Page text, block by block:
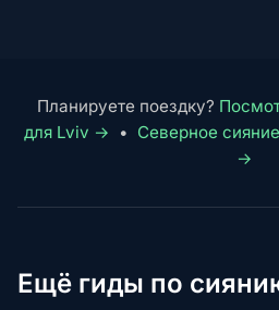
Планируете поездку?
для Lviv →
• Северное
→
Ещё гиды по